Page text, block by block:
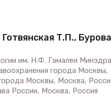
Т.П., Бурова
им. Н.Ф. Гамалеи
города Москвы,
Москвы, Москва,
России, Москва, Россия